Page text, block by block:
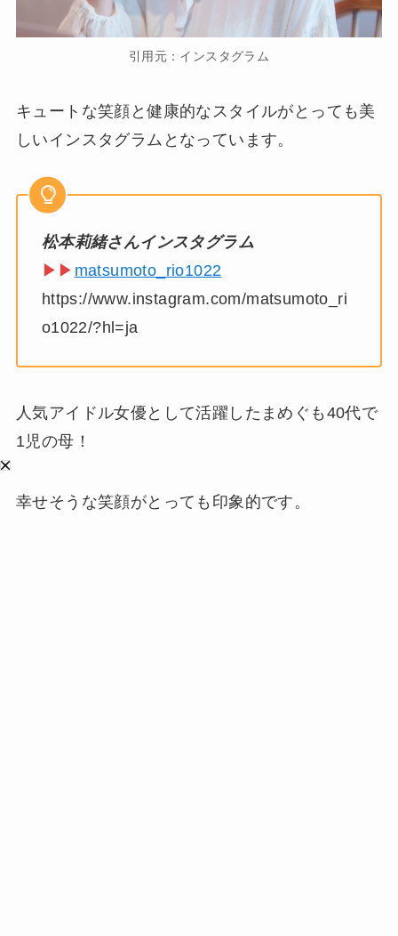
引用元：インスタグラム
キュートな笑顔と健康的なスタイルがとっても美
しいインスタグラムとなっています。
松本莉緒さんインスタグラム
▶▶ matsumoto_rio1022
https://www.instagram.com/matsumoto_ri
o1022/?hl=ja
人気アイドル女優として活躍したまめぐも40代で
1児の母！
幸せそうな笑顔がとっても印象的です。